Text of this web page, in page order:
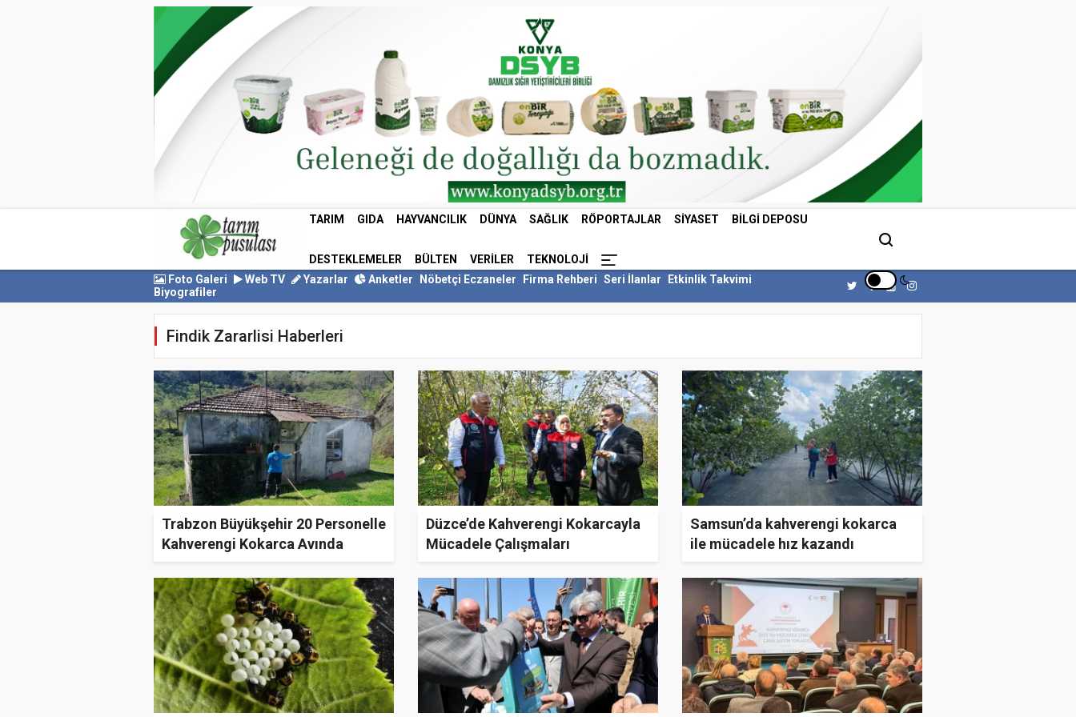
TARIM GIDA HAYVANCILIK DÜNYA SAĞLIK RÖPORTAJLAR SIYASET BILGI DEPOSU
DESTEKLEMELER BÜLTEN VERILER
TEKNOLOJI
Foto Galeri
Web TV Yazarlar Anketler Nöbetçi Eczaneler Firma Rehberi Seri İlanlar
Etkinlik Takvimi
Biyografiler
Findik Zararlisi Haberleri
Trabzon Büyükşehir 20 Personelle
Kahverengi Kokarca Avında
Düzce’de Kahverengi Kokarcayla
Mücadele Çalışmaları
Değerlendirildi
Samsun’da kahverengi kokarca
ile mücadele hız kazandı